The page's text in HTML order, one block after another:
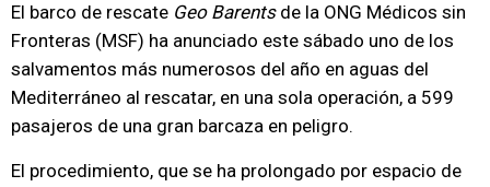
El barco de rescate Geo Barents de la ONG Médicos sin
Fronteras (MSF) ha anunciado este sábado uno de los
salvamentos más numerosos del año en aguas del
Mediterráneo al rescatar, en una sola operación, a 599
pasajeros de una gran barcaza en peligro.
El procedimiento, que se ha prolongado por espacio de